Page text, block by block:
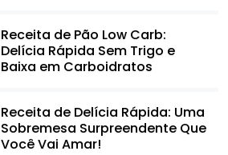
Receita de Pão Low Carb:
Delícia Rápida Sem Trigo e
Baixa em Carboidratos
Receita de Delícia Rápida: Uma
Sobremesa Surpreendente Que
Você Vai Amar!